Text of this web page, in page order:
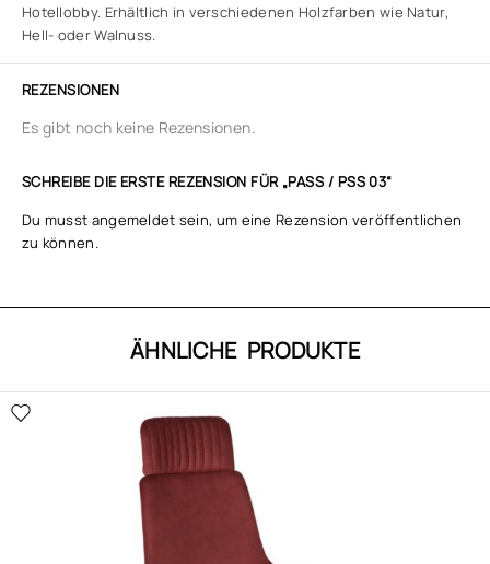
Hotellobby. Erhältlich in verschiedenen Holzfarben wie Natur,
Hell- oder Walnuss.
REZENSIONEN
Es gibt noch keine Rezensionen.
SCHREIBE DIE ERSTE REZENSION FÜR „PASS / PSS 03“
Du musst angemeldet sein, um eine Rezension veröffentlichen
zu können.
ÄHNLICHE PRODUKTE